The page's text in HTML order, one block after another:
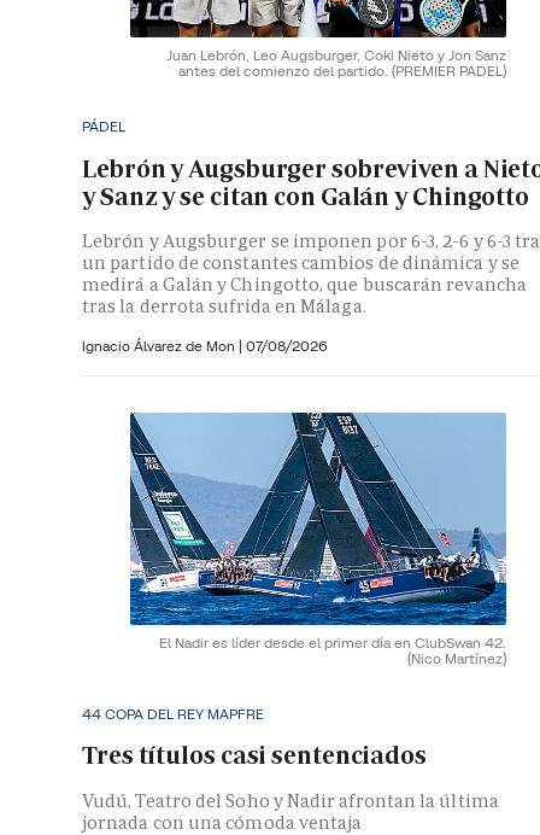
Juan Lebrón, Leo Augsburger, Coki Nieto y Jon Sanz
antes del comienzo del partido. (PREMIER PADEL)
PÁDEL
Lebrón y Augsburger sobreviven a
y Sanz y se citan con Galán y Chingotto
Lebrón y Augsburger se imponen por 6-3, 2-6 y 6-3
un partido de constantes cambios de dinámica y se
medirá a Galán y Chingotto, que buscarán revancha
tras la derrota sufrida en Málaga.
Ignacio Álvarez de Mon | 07/08/2026
El Nadir es líder desde el primer día en ClubSwan 42.
(Nico Martínez)
44 COPA DEL REY MAPFRE
Tres títulos casi sentenciados
Vudú, Teatro del Soho y Nadir afrontan la última
jornada con una cómoda ventaja